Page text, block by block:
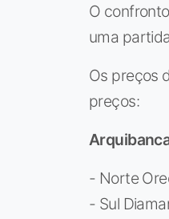
O
uma
Os preços
preços:
- Norte
- Sul